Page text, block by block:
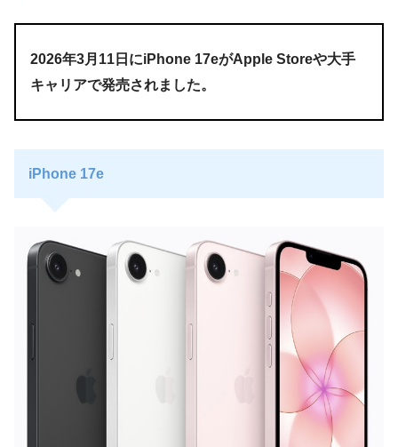
2026年3月11日にiPhone 17eがApple Storeや大手
キャリアで発売されました。
iPhone 17e